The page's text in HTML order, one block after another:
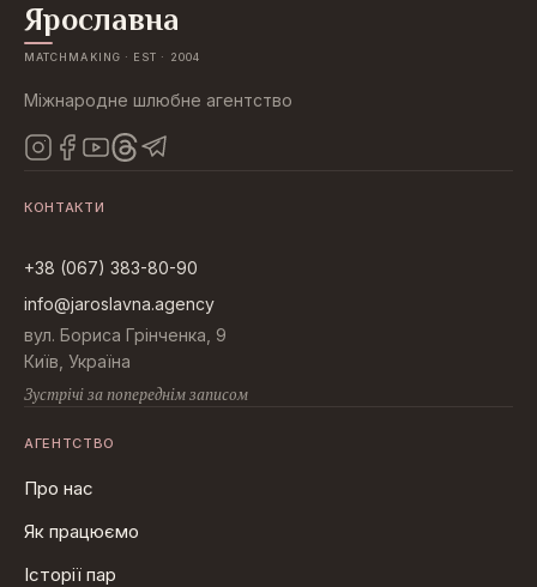
Ярославна
MATCHMAKING · EST · 2004
Міжнародне шлюбне агентство
КОНТАКТИ
+38 (067) 383-80-90
info@jaroslavna.agency
вул. Бориса Грінченка, 9
Київ, Україна
Зустрічі за попереднім записом
АГЕНТСТВО
Про нас
Як працюємо
Історії пар